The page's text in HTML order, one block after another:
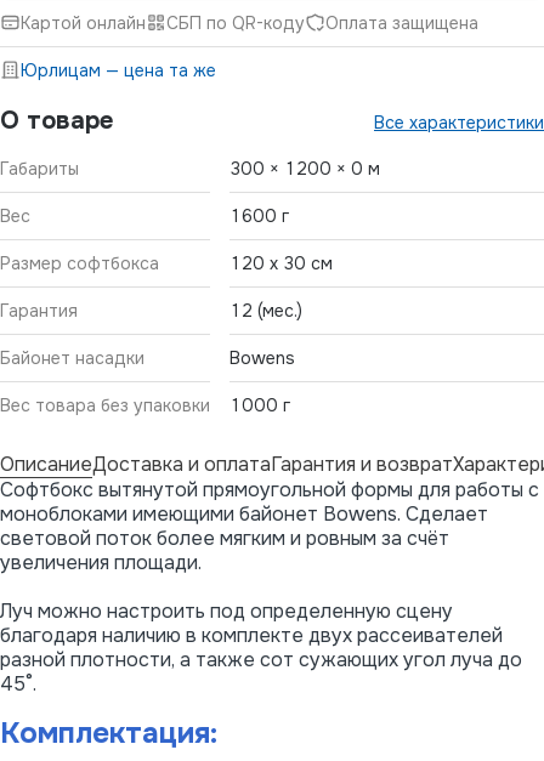
О товаре Все характеристики
Габариты 300 × 1200 × 0 м
Вес 1600 г
Размер софтбокса 120 x 30 см
Гарантия 12 (мес.)
Байонет насадки Bowens
Вес товара без упаковки 1000 г
Картой онлайн СБП по QR-коду Оплата защищена
Юрлицам — цена та же
ОписаниеДоставка и оплатаГарантия и возврат
Софтбокс вытянутой прямоугольной формы для работы с
моноблоками имеющими байонет Bowens. Сделает
световой поток более мягким и ровным за счёт
увеличения площади.
Луч можно настроить под определенную сцену
благодаря наличию в комплекте двух рассеивателей
разной плотности, а также сот сужающих угол луча до
45°.
Комплектация: